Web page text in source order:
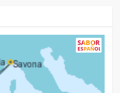
SABOR
ESPAÑOL